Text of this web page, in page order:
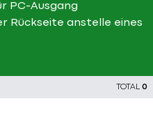
PC-Ausgang
Rückseite anstelle eines
TOTAL 0